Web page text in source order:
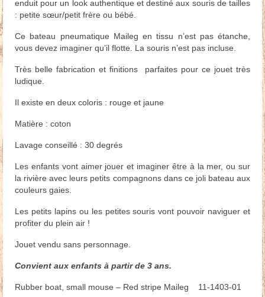
enduit pour un look authentique et destiné aux souris de tailles
: petite sœur/petit frère ou bébé.
Ce bateau pneumatique Maileg en tissu n’est pas étanche,
vous devez imaginer qu’il flotte. La souris n’est pas incluse.
Très belle fabrication et finitions parfaites pour ce jouet très
ludique.
Il existe en deux coloris : rouge et jaune
Matière : coton
Lavage conseillé : 30 degrés
Les enfants vont aimer jouer et imaginer être à la mer, ou sur
la rivière avec leurs petits compagnons dans ce joli bateau aux
couleurs gaies.
Les petits lapins ou les petites souris vont pouvoir naviguer et
profiter du plein air !
Jouet vendu sans personnage.
Convient aux enfants à partir de 3 ans.
Rubber boat, small mouse – Red stripe Maileg 11-1403-01